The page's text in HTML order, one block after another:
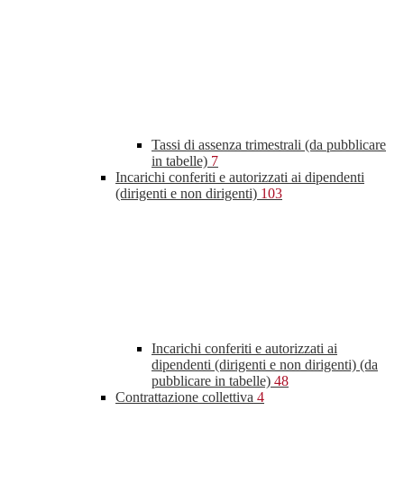
Tassi di assenza trimestrali (da pubblicare
in tabelle) 7
Incarichi conferiti e autorizzati ai dipendenti
(dirigenti e non dirigenti) 103
Incarichi conferiti e autorizzati ai
dipendenti (dirigenti e non dirigenti) (da
pubblicare in tabelle) 48
Contrattazione collettiva 4